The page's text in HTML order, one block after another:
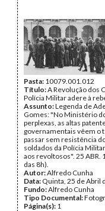
Página(s):1
Pasta: 10079.001.012
Título:A Revolução dos
Polícia Militar adere à
Assunto:Legenda de
Gomes: "No Ministério
perplexas, as altas
governamentais vêem o
passar sem resistência
soldados da Polícia
aos revoltosos". 25 ABR.
das 8h).
Autor:Alfredo Cunha
Data: Quinta, 25 de Abril
Fundo:Alfredo Cunha
Tipo Documental:
Página(s): 1